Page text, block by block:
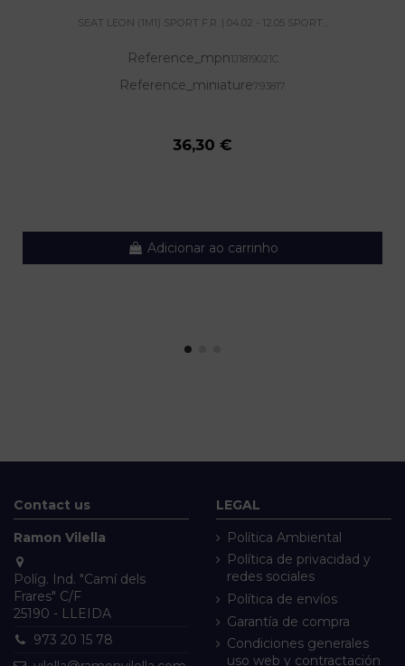
SEAT LEON (1M1) SPORT F.R. | 04.02 - 12.05 SPORT...
Reference_mpn1J1819021C
Reference_miniature793817
36,30 €
Adicionar ao carrinho
Contact us
Ramon Vilella
Políg. Ind. "Camí dels
Frares" C/F
25190 - LLEIDA
973 20 15 78
LEGAL
Política Ambiental
Política de privacidad y
redes sociales
Política de envíos
Garantía de compra
Condiciones generales
uso web y contractación